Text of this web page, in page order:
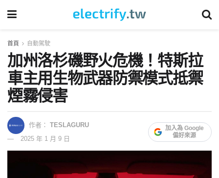
首頁 自動駕駛
加州洛杉磯野火危機！特斯拉
車主用生物武器防禦模式抵禦
煙霧侵害
作者： TESLAGURU
2025 年 1 月 9 日
加入為 Google
偏好來源